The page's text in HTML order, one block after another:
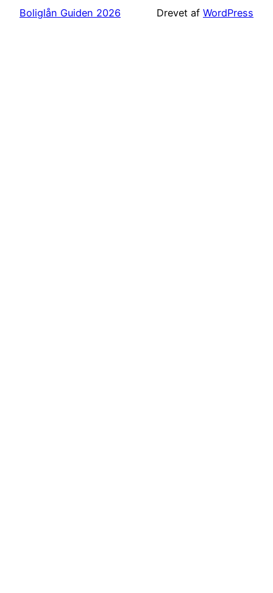
Boliglån Guiden 2026 Drevet af WordPress